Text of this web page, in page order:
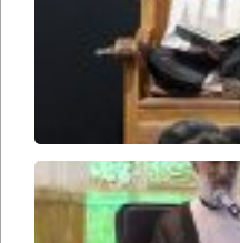
در
محضر